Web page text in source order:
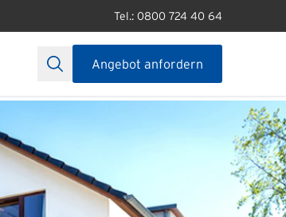
Tel.: 0800 724 40 64
Angebot anfordern